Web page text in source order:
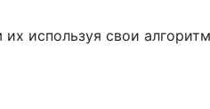
используя свои